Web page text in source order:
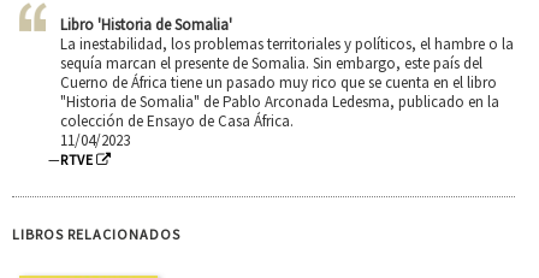
Libro 'Historia de Somalia'
La inestabilidad, los problemas territoriales y políticos, el hambre o la
sequía marcan el presente de Somalia. Sin embargo, este país del
Cuerno de África tiene un pasado muy rico que se cuenta en el libro
"Historia de Somalia" de Pablo Arconada Ledesma, publicado en la
colección de Ensayo de Casa África.
11/04/2023
—RTVE
LIBROS RELACIONADOS